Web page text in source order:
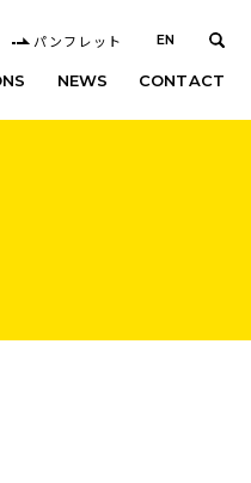
パンフレット EN
NEWS CONTACT